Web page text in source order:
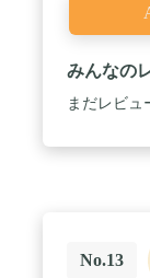
みんなの
まだレビュ
No.13